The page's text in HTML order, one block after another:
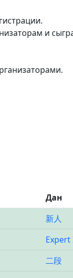
и
Дан
新人
Expert
二段